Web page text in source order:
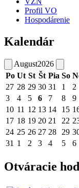
Profil VO
Hospodárenie
Kalendár
August2026
Po Ut St Št Pia So
27 28 29 30 31 1
2
3
4 5 6 7 8
9
10 11 12 13 14 15
17 18 19 20 21 22
24 25 26 27 28 29
31 1 2 3 4 5 6
Otváracie